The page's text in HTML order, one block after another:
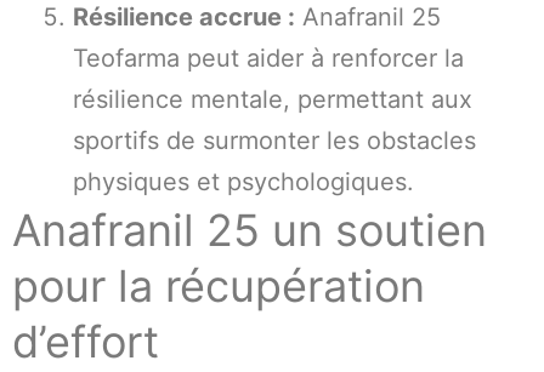
Résilience accrue : Anafranil 25
Teofarma peut aider à renforcer la
résilience mentale, permettant aux
sportifs de surmonter les obstacles
physiques et psychologiques.
Anafranil 25 un soutien
pour la récupération
d’effort